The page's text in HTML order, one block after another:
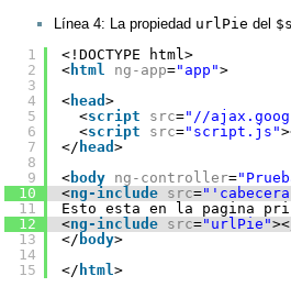
Línea 4: La propiedad urlPie del
1
2
3
4
5
6
7
8
9
10
11
12
13
14
15
<!DOCTYPE html>
<html ng-app="app">
<head >
<script src="//
<script src="script.js"
</ head >
<body ng-controller=
<ng-include src=
Esto esta en la pagina
<ng-include src="urlPie"
</ body>
</ html>